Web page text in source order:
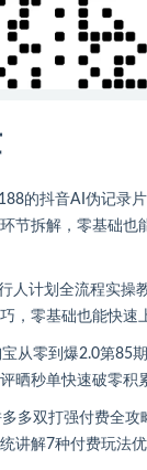
的抖音AI伪记录
节拆解，零基础也
人计划全流程实操
，零基础也能快速
宝从零到爆2.0第85
晒秒单快速破零积
多多双打强付费全
讲解7种付费玩法